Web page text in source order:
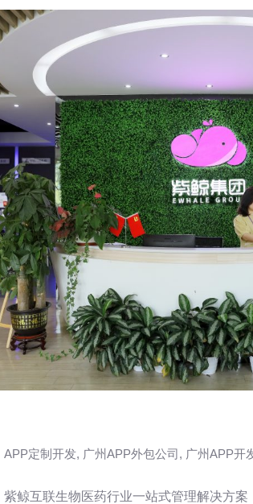
APP定制开发, 广州APP外包公司 , 广州APP开
紫鲸互联生物医药行业一站式管理解决方案